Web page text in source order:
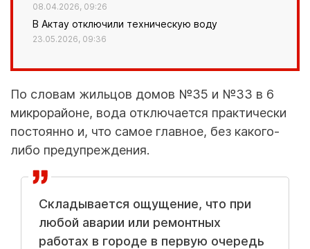
08.04.2026, 09:26
В Актау отключили техническую воду
23.05.2026, 09:36
По словам жильцов домов №35 и №33 в 6
микрорайоне, вода отключается практически
постоянно и, что самое главное, без какого-
либо предупреждения.
Складывается ощущение, что при
любой аварии или ремонтных
работах в городе в первую очередь